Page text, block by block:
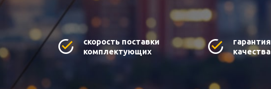
скорость поставки
комплектующих
гарантия
качества